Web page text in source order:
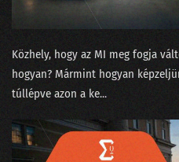
Közhely, hogy az MI meg fogja
hogyan? Mármint hogyan
túllépve azon a ke...